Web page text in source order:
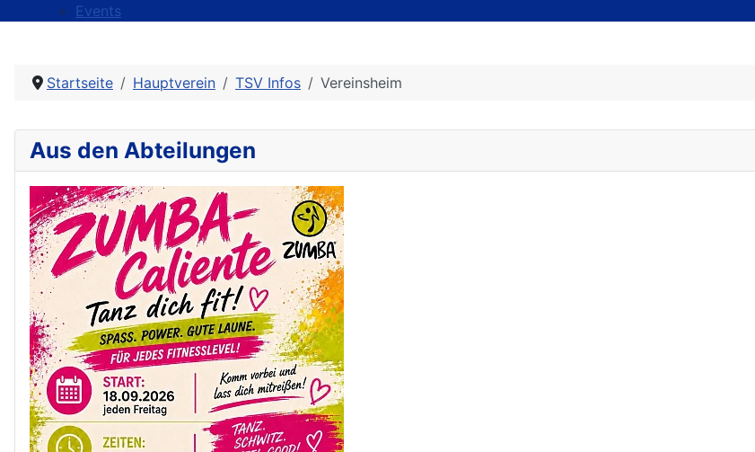
Events
Startseite Hauptverein TSV Infos Vereinsheim
Aus den Abteilungen